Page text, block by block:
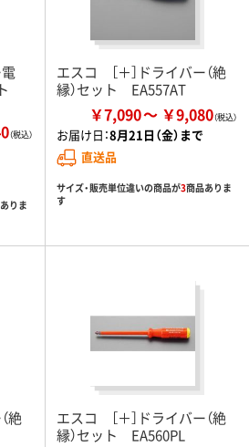
りま
エスコ ［＋］ドライバー（絶
縁）セット EA557AT
￥7,090 ￥9,080
お届け日：8月21日（金）まで
直送品
サイズ・販売単位違いの商品が3商品ありま
す
絶
エスコ ［＋］ドライバー（絶
縁）セット EA560PL